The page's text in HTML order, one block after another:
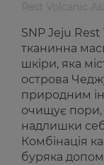
SNP Jeju
тканинна
шкіри, яка
острова
природним
очищує пори,
надлишки
Комбінація
буряка